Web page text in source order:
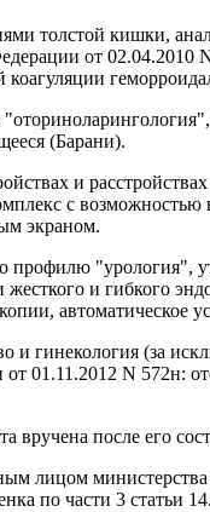
толстой кишки,
от
(Барани).
и
с
экраном.
"урология",
и гибкого
автоматическое
гинекология (за
N 572н:
после его
министерства
по части 3 статьи